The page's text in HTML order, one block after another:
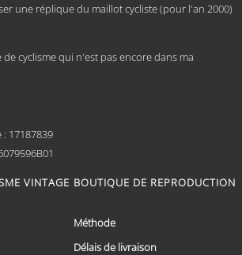
une réplique du maillot cycliste (pour l'an 2000)
cyclisme qui n'est pas encore dans ma
17187839
VINTAGE BOUTIQUE DE REPRODUCTION
Méthode
Délais de livraison